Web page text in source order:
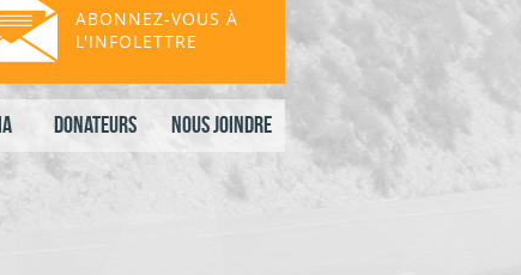
Donateurs Nous joindre
ABONNEZ-VOUS À
L'INFOLETTRE